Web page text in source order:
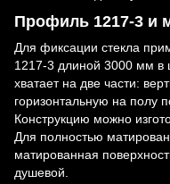
Профиль 1217-3 и
Для фиксации стекла
1217-3 длиной 3000 мм в
хватает на две части:
горизонтальную на полу
Конструкцию можно
Для полностью
матированная
душевой.